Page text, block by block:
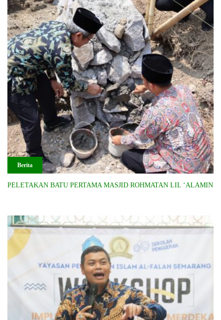
Berita
PELETAKAN BATU PERTAMA MASJID ROHMATAN LIL ‘ALAMIN